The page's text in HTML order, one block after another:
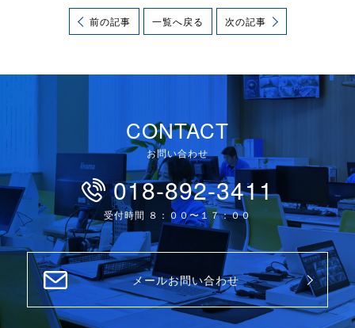
前の記事 一覧へ戻る 次の記事
CONTACT
お問い合わせ
018-892-3411
受付時間 ８：００〜１７：００
メールお問い合わせ